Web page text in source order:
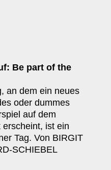
Be part of the
an dem ein neues
oder dummes
auf dem
erscheint, ist ein
Tag. Von BIRGIT
SCHIEBEL